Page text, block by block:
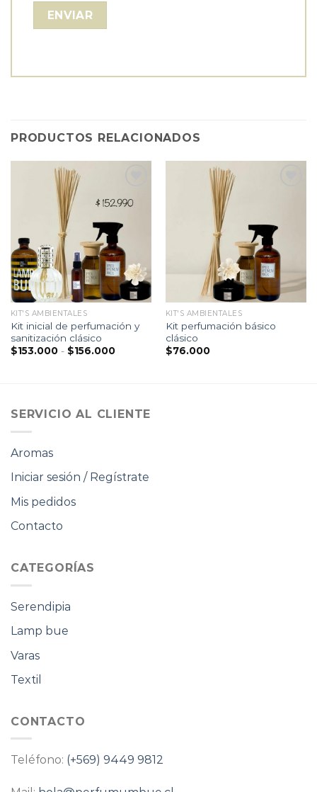
PRODUCTOS RELACIONADOS
de
seguimiento
KIT'S AMBIENTALES
Kit inicial de perfumación y
sanitización clásico
$153.000 - $156.000Rango
seguimiento
KIT'S AMBIENTALES
Kit perfumación básico
clásico
$76.000
SERVICIO AL CLIENTE
Aromas
Iniciar sesión / Regístrate
Mis pedidos
Contacto
CATEGORÍAS
Serendipia
Lamp bue
Varas
Textil
CONTACTO
Teléfono: (+569) 9449 9812